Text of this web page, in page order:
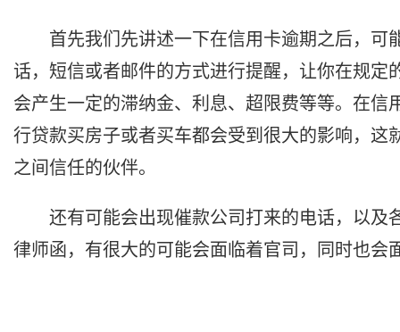
首先我们先讲述一下在信用卡逾期之后，
话，短信或者邮件的方式进行提醒，让你在规
会产生一定的滞纳金、利息、超限费等等。在
行贷款买房子或者买车都会受到很大的影响，这
之间信任的伙伴。
还有可能会出现催款公司打来的电话，以及
律师函，有很大的可能会面临着官司，同时也会